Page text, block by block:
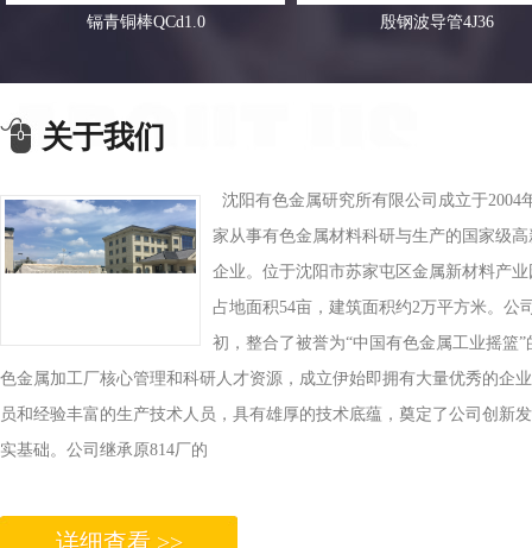
镉青铜棒QCd1.0 殷钢波导管4J36
关于我们
沈阳有色金属研究所有限公司成立于2004
家从事有色金属材料科研与生产的国家级
企业。位于沈阳市苏家屯区金属新材料产
占地面积54亩，建筑面积约2万平方米。公
初，整合了被誉为“中国有色金属工业摇篮”
色金属加工厂核心管理和科研人才资源，成立伊始即拥有大量优秀的企
员和经验丰富的生产技术人员，具有雄厚的技术底蕴，奠定了公司创新
实基础。公司继承原814厂的
详细查看 >>